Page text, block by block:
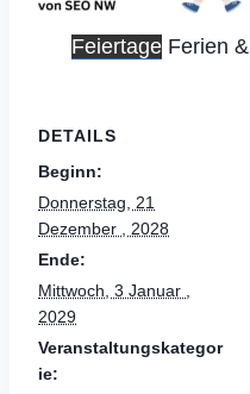
Feiertage Ferien &
DETAILS
Beginn:
Donnerstag, 21
Dezember , 2028
Ende:
Mittwoch, 3 Januar ,
2029
Veranstaltungskategor
ie: